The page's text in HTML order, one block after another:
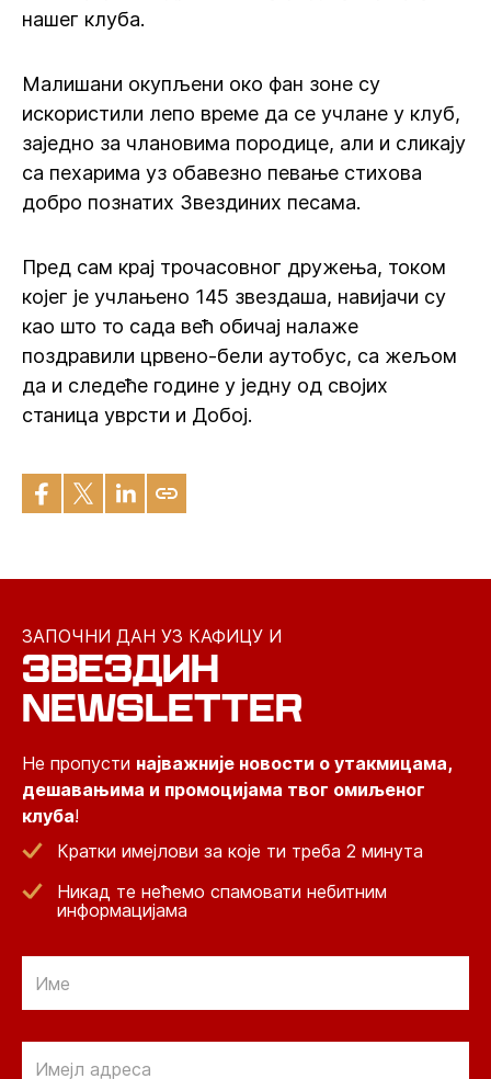
нашег клуба.
Малишани окупљени око фан зоне су
искористили лепо време да се учлане у клуб,
заједно за члановима породице, али и сликају
са пехарима уз обавезно певање стихова
добро познатих Звездиних песама.
Пред сам крај трочасовног дружења, током
којег је учлањено 145 звездаша, навијачи су
као што то сада већ обичај налаже
поздравили црвено-бели аутобус, са жељом
да и следеће године у једну од својих
станица уврсти и Добој.
ЗАПОЧНИ ДАН УЗ КАФИЦУ И
ЗВЕЗДИН
NEWSLETTER
Не пропусти најважније новости о утакмицама,
дешавањима и промоцијама твог омиљеног
клуба!
Кратки имејлови за које ти треба 2 минута
Никад те нећемо спамовати небитним
информацијама